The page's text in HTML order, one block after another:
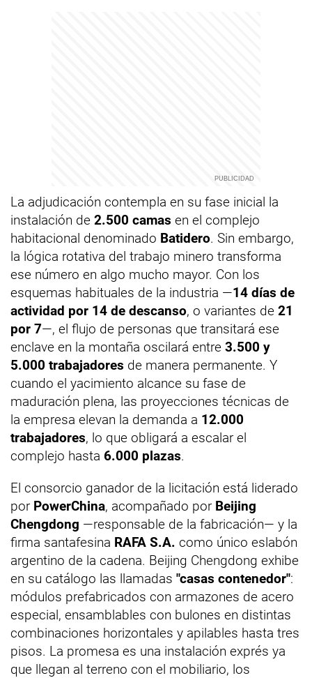
La adjudicación contempla en su fase inicial la
instalación de 2.500 camas en el complejo
habitacional denominado Batidero. Sin embargo,
la lógica rotativa del trabajo minero transforma
ese número en algo mucho mayor. Con los
esquemas habituales de la industria —14 días de
actividad por 14 de descanso, o variantes de 21
por 7—, el flujo de personas que transitará ese
enclave en la montaña oscilará entre 3.500 y
5.000 trabajadores de manera permanente. Y
cuando el yacimiento alcance su fase de
maduración plena, las proyecciones técnicas de
la empresa elevan la demanda a 12.000
trabajadores, lo que obligará a escalar el
complejo hasta 6.000 plazas.
El consorcio ganador de la licitación está liderado
por PowerChina, acompañado por Beijing
Chengdong —responsable de la fabricación— y la
firma santafesina RAFA S.A. como único eslabón
argentino de la cadena. Beijing Chengdong exhibe
en su catálogo las llamadas "casas contenedor":
módulos prefabricados con armazones de acero
especial, ensamblables con bulones en distintas
combinaciones horizontales y apilables hasta tres
pisos. La promesa es una instalación exprés ya
que llegan al terreno con el mobiliario, los